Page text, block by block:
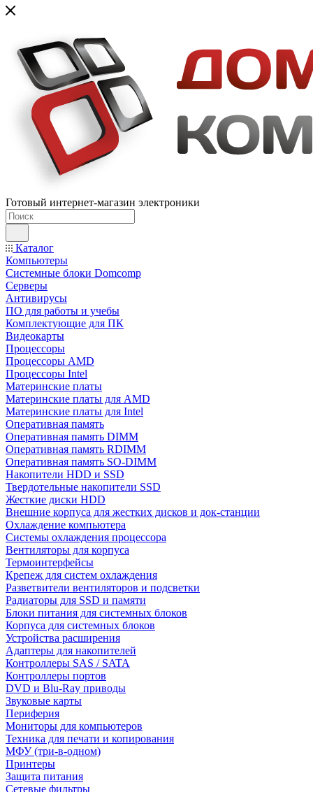
Готовый интернет-магазин электроники
Каталог
Компьютеры
Системные блоки Domcomp
Серверы
Антивирусы
ПО для работы и учебы
Комплектующие для ПК
Видеокарты
Процессоры
Процессоры AMD
Процессоры Intel
Материнские платы
Материнские платы для AMD
Материнские платы для Intel
Оперативная память
Оперативная память DIMM
Оперативная память RDIMM
Оперативная память SO-DIMM
Накопители HDD и SSD
Твердотельные накопители SSD
Жесткие диски HDD
Внешние корпуса для жестких дисков и док-станции
Охлаждение компьютера
Системы охлаждения процессора
Вентиляторы для корпуса
Термоинтерфейсы
Крепеж для систем охлаждения
Разветвители вентиляторов и подсветки
Радиаторы для SSD и памяти
Блоки питания для системных блоков
Корпуса для системных блоков
Устройства расширения
Адаптеры для накопителей
Контроллеры SAS / SATA
Контроллеры портов
DVD и Blu-Ray приводы
Звуковые карты
Периферия
Мониторы для компьютеров
Техника для печати и копирования
МФУ (три-в-одном)
Принтеры
Защита питания
Сетевые фильтры